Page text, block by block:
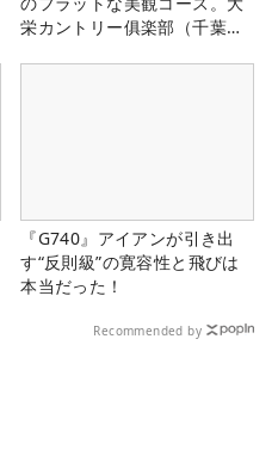
栄カントリー俱楽部（千葉
『G740』アイアンが引き出
す“反則級”の寛容性と飛びは
本当だった！
Recommended by